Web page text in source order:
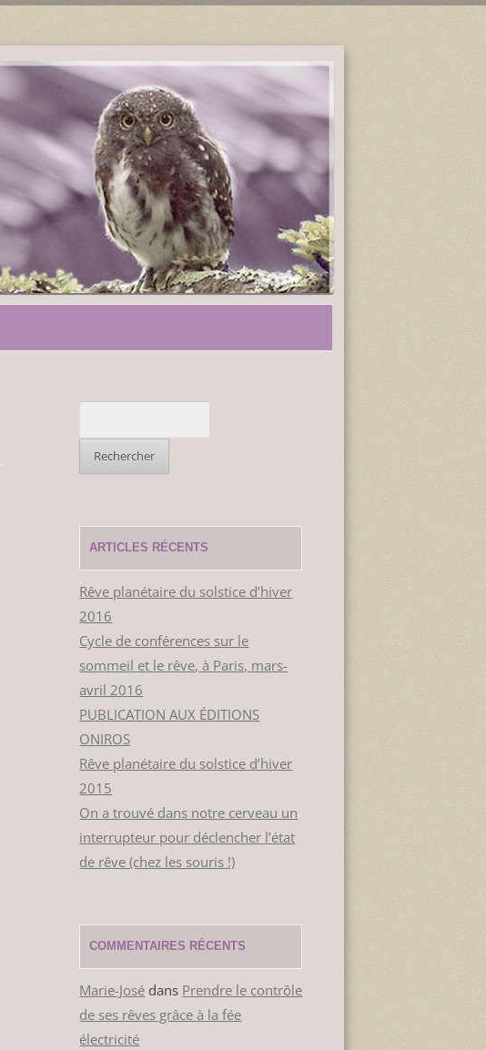
ARTICLES RÉCENTS
Rêve planétaire du solstice d’hiver
2016
Cycle de conférences sur le
sommeil et le rêve, à Paris, mars-
avril 2016
PUBLICATION AUX ÉDITIONS
ONIROS
Rêve planétaire du solstice d’hiver
2015
On a trouvé dans notre cerveau un
interrupteur pour déclencher l’état
de rêve (chez les souris !)
COMMENTAIRES RÉCENTS
Marie-José dans Prendre le contrôle
de ses rêves grâce à la fée
électricité